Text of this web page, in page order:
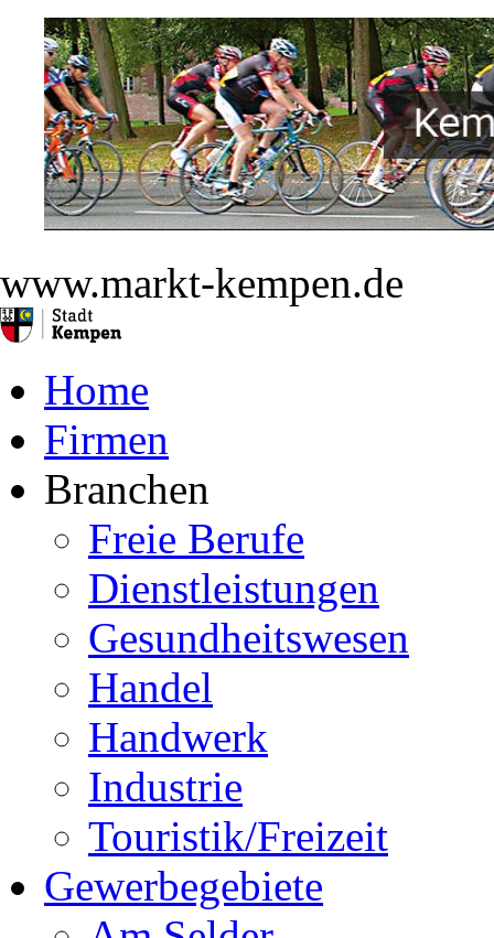
www.markt-kempen.de
Home
Firmen
Branchen
Freie Berufe
Dienstleistungen
Gesundheitswesen
Handel
Handwerk
Industrie
Touristik/Freizeit
Gewerbegebiete